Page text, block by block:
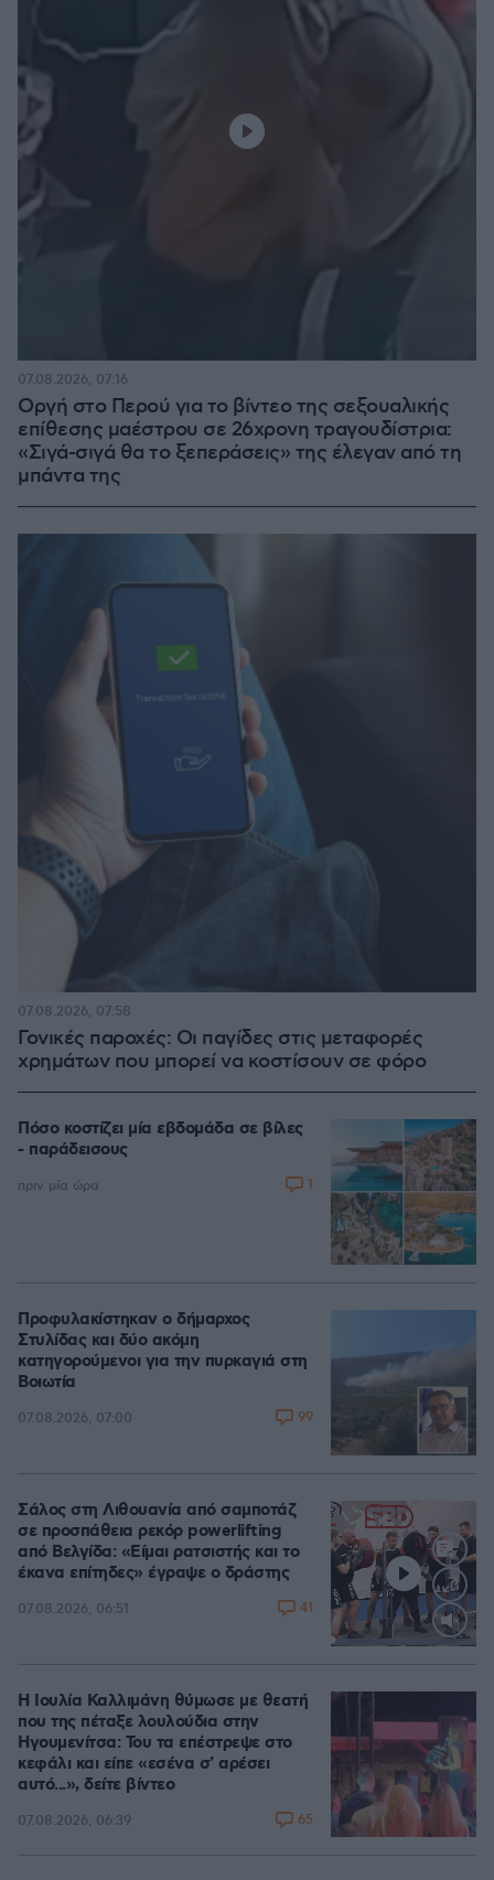
Οργή στο Περού για το βίντεο της σεξουαλικής
επίθεσης μαέστρου σε 26χρονη τραγουδίστρια:
«Σιγά-σιγά θα το ξεπεράσεις» της έλεγαν από τη
μπάντα της
07.08.2026, 07:16
Γονικές παροχές: Οι παγίδες στις μεταφορές
χρημάτων που μπορεί να κοστίσουν σε φόρο
07.08.2026, 07:58
Πόσο κοστίζει μία εβδομάδα σε βίλες
- παράδεισους
πριν μία ώρα 1
Προφυλακίστηκαν ο δήμαρχος
Στυλίδας και δύο ακόμη
κατηγορούμενοι για την πυρκαγιά στη
Βοιωτία
07.08.2026, 07:00 99
Loaded
Σάλος στη Λιθουανία από σαμποτάζ
σε προσπάθεια ρεκόρ powerlifting
από Βελγίδα: «Είμαι ρατσιστής και το
έκανα επίτηδες» έγραψε ο δράστης
07.08.2026, 06:51 41
Η Ιουλία Καλλιμάνη θύμωσε με θεατή
που της πέταξε λουλούδια στην
Ηγουμενίτσα: Του τα επέστρεψε στο
κεφάλι και είπε «εσένα σ' αρέσει
αυτό...», δείτε βίντεο
07.08.2026, 06:39 65